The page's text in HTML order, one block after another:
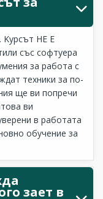
Kурсът НЕ Е
със софтуера
за работа с
техники за по-
ще ви попречи
ви
в работата
обучение за
зает в